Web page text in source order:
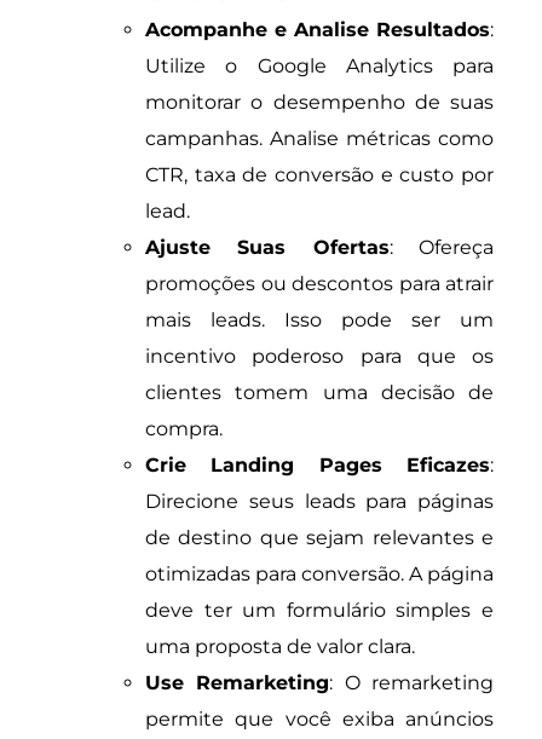
Acompanhe e Analise Resultados:
Utilize o Google Analytics para
monitorar o desempenho de suas
campanhas. Analise métricas como
CTR, taxa de conversão e custo por
lead.
Ajuste Suas Ofertas: Ofereça
promoções ou descontos para atrair
mais leads. Isso pode ser um
incentivo poderoso para que os
clientes tomem uma decisão de
compra.
Crie Landing Pages Eficazes:
Direcione seus leads para páginas
de destino que sejam relevantes e
otimizadas para conversão. A página
deve ter um formulário simples e
uma proposta de valor clara.
Use Remarketing: O remarketing
permite que você exiba anúncios